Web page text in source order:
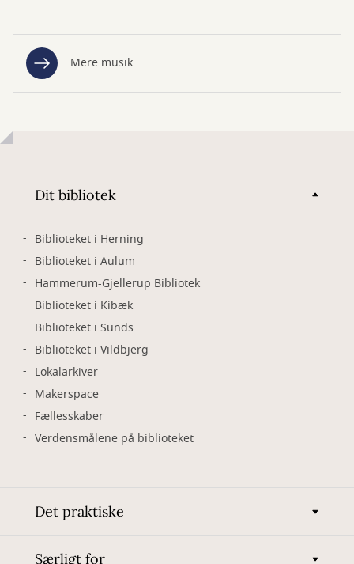
Mere musik
Dit bibliotek
Biblioteket i Herning
Biblioteket i Aulum
Hammerum-Gjellerup Bibliotek
Biblioteket i Kibæk
Biblioteket i Sunds
Biblioteket i Vildbjerg
Lokalarkiver
Makerspace
Fællesskaber
Verdensmålene på biblioteket
Det praktiske
Særligt for